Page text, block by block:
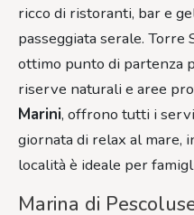
ricco di ristoranti, bar e
passeggiata serale. Torre
ottimo punto di partenza
riserve naturali e aree
Marini, offrono tutti i
giornata di relax al mare,
località è ideale per
Marina di